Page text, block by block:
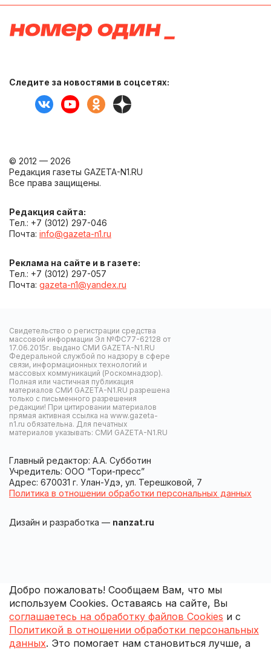
Следите за новостями в соцсетях:
© 2012 — 2026
Редакция газеты GAZETA-N1.RU
Все права защищены.
Редакция сайта:
Тел.: +7 (3012) 297-046
Почта: info@gazeta-n1.ru
Реклама на сайте и в газете:
Тел.: +7 (3012) 297-057
Почта: gazeta-n1@yandex.ru
Свидетельство о регистрации средства
массовой информации Эл №ФС77-62128 от
17.06.2015г. выдано СМИ GAZETA-N1.RU
Федеральной службой по надзору в сфере
связи, информационных технологий и
массовых коммуникаций (Роскомнадзор).
Полная или частичная публикация
материалов СМИ GAZETA-N1.RU разрешена
только с письменного разрешения
редакции! При цитировании материалов
прямая активная ссылка на www.gazeta-
n1.ru обязательна. Для печатных
материалов указывать: СМИ GAZETA-N1.RU
Главный редактор: А.А. Субботин
Учредитель: ООО “Тори-пресс”
Адрес: 670031 г. Улан-Удэ, ул. Терешковой, 7
Политика в отношении обработки персональных данных
Дизайн и разработка — nanzat.ru
Добро пожаловать! Сообщаем Вам, что мы
используем Cookies. Оставаясь на сайте, Вы
соглашаетесь на обработку файлов Cookies и с
Политикой в отношении обработки персональных
данных. Это помогает нам становиться лучше, а